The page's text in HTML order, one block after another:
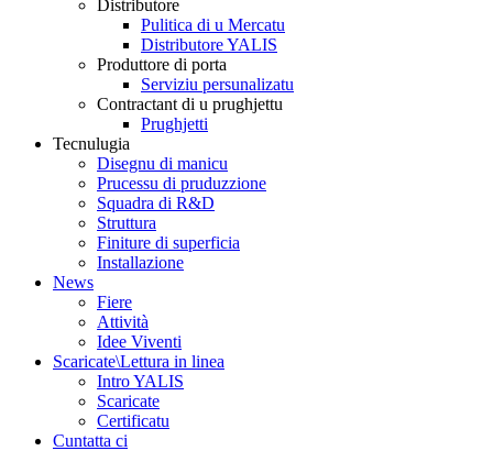
Distributore
Pulitica di u Mercatu
Distributore YALIS
Produttore di porta
Serviziu persunalizatu
Contractant di u prughjettu
Prughjetti
Tecnulugia
Disegnu di manicu
Prucessu di pruduzzione
Squadra di R&D
Struttura
Finiture di superficia
Installazione
News
Fiere
Attività
Idee Viventi
Scaricate\Lettura in linea
Intro YALIS
Scaricate
Certificatu
Cuntatta ci